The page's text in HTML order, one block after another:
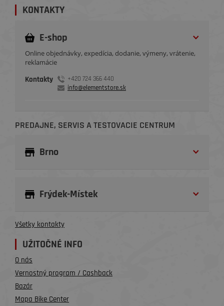
KONTAKTY
E-shop
Online objednávky, expedícia, dodanie, výmeny, vrátenie,
reklamácie
Kontakty
+420 724 366 440
info@elementstore.sk
PREDAJNE, SERVIS A TESTOVACIE CENTRUM
Brno
Frýdek-Místek
Všetky kontakty
UŽITOČNÉ INFO
O nás
Vernostný program / Cashback
Bazár
Mapa Bike Center